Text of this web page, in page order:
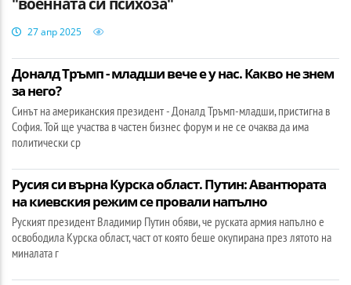
"военната си психоза"
27 апр 2025
Доналд Тръмп - младши вече е у нас. Какво не знем
за него?
Синът на американския президент - Доналд Тръмп-младши, пристигна в
София. Той ще участва в частен бизнес форум и не се очаква да има
политически ср
Русия си върна Курска област. Путин: Авантюрата
на киевския режим се провали напълно
Руският президент Владимир Путин обяви, че руската армия напълно е
освободила Курска област, част от която беше окупирана през лятото на
миналата г